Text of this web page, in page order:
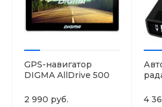
GPS-навигатор
DIGMA AllDrive 500
2 990 руб. 4